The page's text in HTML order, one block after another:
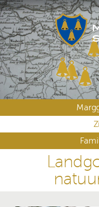
Skip
to
content